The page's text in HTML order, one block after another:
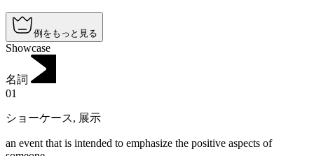
例をもっと見る
Showcase
名詞
01
ショーケース, 展示
an event that is intended to emphasize the positive aspects of